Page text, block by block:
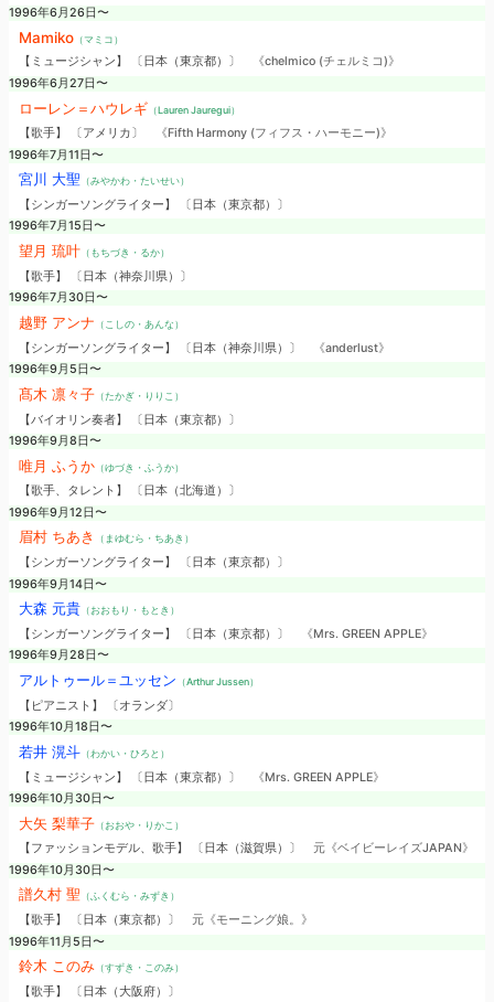
1996年6月26日〜
Mamiko（マミコ）
【ミュージシャン】 〔日本（東京都）〕
《chelmico (チェルミコ)》
1996年6月27日〜
ローレン＝ハウレギ （Lauren Jauregui）
【歌手】 〔アメリカ〕
《Fifth Harmony (フィフス・ハーモニー)》
1996年7月11日〜
宮川 大聖 （みやかわ・たいせい）
【シンガーソングライター】 〔日本（東京都）〕
1996年7月15日〜
望月 琉叶（もちづき・るか）
【歌手】 〔日本（神奈川県）〕
1996年7月30日〜
越野 アンナ （こしの・あんな）
【シンガーソングライター】 〔日本（神奈川県）〕
《anderlust》
1996年9月5日〜
髙木 凛々子（たかぎ・りりこ）
【バイオリン奏者】 〔日本（東京都）〕
1996年9月8日〜
唯月 ふうか（ゆづき・ふうか）
【歌手、タレント】 〔日本（北海道）〕
1996年9月12日〜
眉村 ちあき （まゆむら・ちあき）
【シンガーソングライター】 〔日本（東京都）〕
1996年9月14日〜
大森 元貴（おおもり・もとき）
【シンガーソングライター】 〔日本（東京都）〕
《Mrs. GREEN APPLE》
1996年9月28日〜
アルトゥール＝ユッセン （Arthur Jussen）
【ピアニスト】 〔オランダ〕
1996年10月18日〜
若井 滉斗（わかい・ひろと）
【ミュージシャン】 〔日本（東京都）〕
《Mrs. GREEN APPLE》
1996年10月30日〜
大矢 梨華子（おおや・りかこ）
【ファッションモデル、歌手】 〔日本（滋賀県）〕 元《ベイビーレイズJAPAN》
1996年10月30日〜
譜久村 聖 （ふくむら・みずき）
【歌手】 〔日本（東京都）〕 元《モーニング娘。》
1996年11月5日〜
鈴木 このみ（すずき・このみ）
【歌手】 〔日本（大阪府）〕